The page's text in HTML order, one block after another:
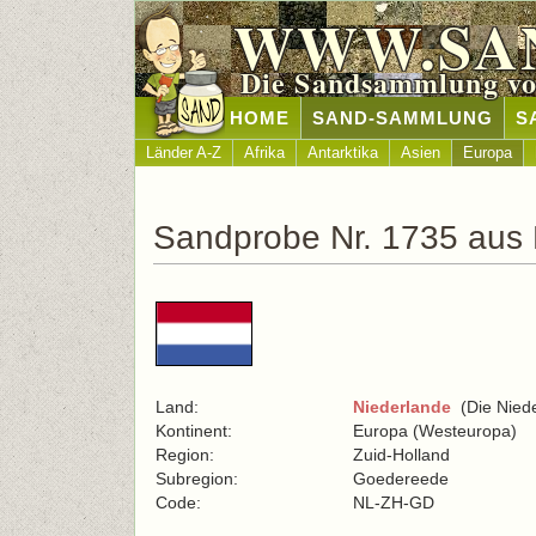
Die Sandsammlung
HOME SAND-SAMMLUNG
Länder A-Z Afrika Antarktika Asien Europa
Sandprobe Nr. 1735 aus
Land: Niederlande (Die
Kontinent:
Europa (Westeuropa)
Region:
Zuid-Holland
Subregion:
Goedereede
Code:
NL-ZH-GD